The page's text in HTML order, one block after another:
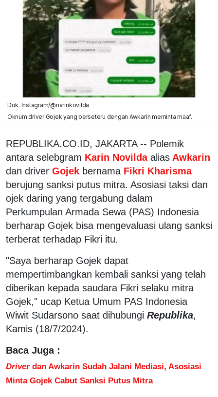
Dok. Instagram/@narinkovilda
Oknum driver Gojek yang berseteru dengan Awkarin meminta maaf.
REPUBLIKA.CO.ID, JAKARTA -- Polemik
antara selebgram Karin Novilda alias Awkarin
dan driver Gojek bernama Fikri Kharisma
berujung sanksi putus mitra. Asosiasi taksi dan
ojek daring yang tergabung dalam
Perkumpulan Armada Sewa (PAS) Indonesia
berharap Gojek bisa mengevaluasi ulang sanksi
terberat terhadap Fikri itu.
"Saya berharap Gojek dapat
mempertimbangkan kembali sanksi yang telah
diberikan kepada saudara Fikri selaku mitra
Gojek," ucap Ketua Umum PAS Indonesia
Wiwit Sudarsono saat dihubungi Republika,
Kamis (18/7/2024).
Baca Juga :
Driverdan Awkarin Sudah Jalani Mediasi, Asosiasi
Minta Gojek Cabut Sanksi Putus Mitra